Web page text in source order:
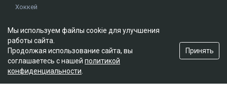
Хоккей
Истории
Олимпиада
Редакция
О проекте
Мы используем файлы cookie для улучшения
работы сайта.
Продолжая использование сайта, вы
соглашаетесь с нашей политикой
конфиденциальности
Принять